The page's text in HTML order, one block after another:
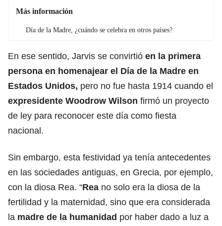
Más información
Día de la Madre, ¿cuándo se celebra en otros países?
En ese sentido, Jarvis se convirtió en la primera
persona en homenajear el Día de la Madre en
Estados Unidos, pero no fue hasta 1914 cuando el
expresidente Woodrow Wilson firmó un proyecto
de ley para reconocer este día como fiesta
nacional.
Sin embargo, esta festividad ya tenía antecedentes
en las sociedades antiguas, en Grecia, por ejemplo,
con la diosa Rea. “Rea no solo era la diosa de la
fertilidad y la maternidad, sino que era considerada
la madre de la humanidad por haber dado a luz a